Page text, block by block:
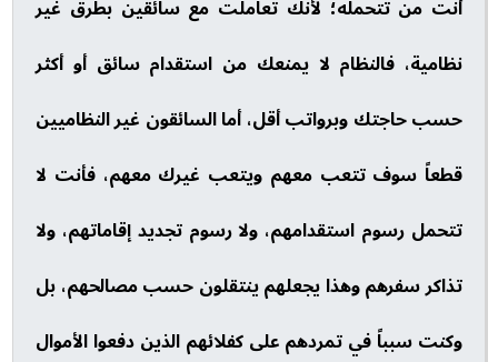
أنت من تتحمله؛ لأنك تعاملت مع سائقين بطرق غير
نظامية، فالنظام لا يمنعك من استقدام سائق أو أكثر
حسب حاجتك وبرواتب أقل، أما السائقون غير النظاميين
قطعاً سوف تتعب معهم ويتعب غيرك معهم، فأنت لا
تتحمل رسوم استقدامهم، ولا رسوم تجديد إقاماتهم، ولا
تذاكر سفرهم وهذا يجعلهم ينتقلون حسب مصالحهم، بل
وكنت سبباً في تمردهم على كفلائهم الذين دفعوا الأموال